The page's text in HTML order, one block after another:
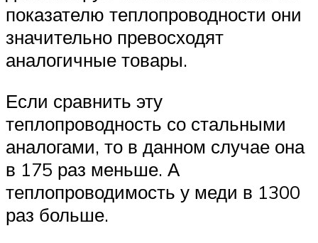
показателю теплопроводности они
значительно превосходят
аналогичные товары.
Если сравнить эту
теплопроводность со стальными
аналогами, то в данном случае она
в 175 раз меньше. А
теплопроводимость у меди в 1300
раз больше.